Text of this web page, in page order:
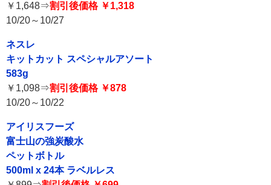
￥1,648⇒割引後価格 ￥1,318
10/20～10/27
ネスレ
キットカット スペシャルアソート
583g
￥1,098⇒割引後価格 ￥878
10/20～10/22
アイリスフーズ
富士山の強炭酸水
ペットボトル
500ml x 24本 ラベルレス